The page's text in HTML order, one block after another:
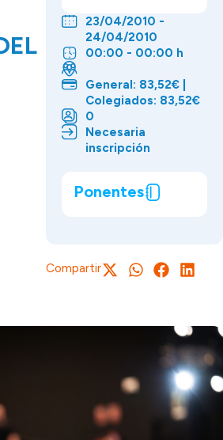
23/04/2010 -
24/04/2010
00:00 - 00:00 h
General: 83,52€ |
Colegiados: 83,52€
0
Necesaria
inscripción
Ponentes
Compartir